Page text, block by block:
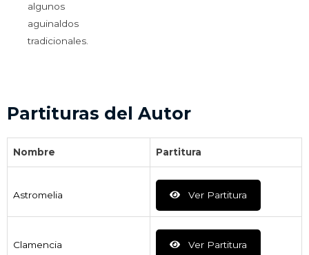
algunos
aguinaldos
tradicionales.
Partituras del Autor
Nombre Partitura
Astromelia Ver Partitura
Clamencia Ver Partitura